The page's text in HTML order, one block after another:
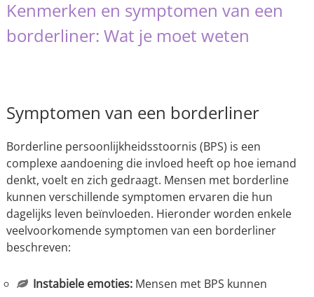
Kenmerken en symptomen van een
borderliner: Wat je moet weten
Symptomen van een borderliner
Borderline persoonlijkheidsstoornis (BPS) is een
complexe aandoening die invloed heeft op hoe iemand
denkt, voelt en zich gedraagt. Mensen met borderline
kunnen verschillende symptomen ervaren die hun
dagelijks leven beïnvloeden. Hieronder worden enkele
veelvoorkomende symptomen van een borderliner
beschreven:
Instabiele emoties:Mensen met BPS kunnen